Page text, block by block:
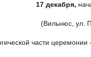
17 декабря,
(Вильнюс, ул.
части